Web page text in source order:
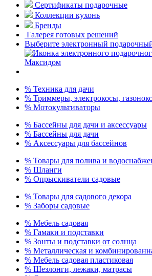
Сертификаты подарочные
Коллекции кухонь
Бренды
Галерея готовых решений
Выберите электронный
% Техника для дачи
% Триммеры, электрокосы,
% Мотокультиваторы
% Бассейны для дачи и аксессуары
% Бассейны для дачи
% Аксессуары для бассейнов
% Товары для полива и
% Шланги
% Опрыскиватели садовые
% Товары для садового декора
% Заборы садовые
% Мебель садовая
% Гамаки и подставки
% Зонты и подставки от солнца
% Металлическая и
% Мебель садовая пластиковая
% Шезлонги, лежаки, матрасы